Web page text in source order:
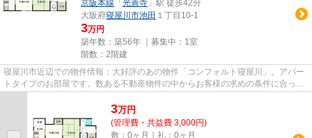
京阪本線 「 光善寺 」駅 徒歩42分
大阪府寝屋川市池田 １丁目10-1
3万円
築年数：築56年 ｜募集中： 1室
階数：2階建
寝屋川市近辺での物件情報：大好評のあの物件「コンフォルト寝屋川」。アパー
トタイプのお部屋です。数ある不動産物件の中からお客様の求めの条件に合った
3万円
(管理費・共益費 3,000円)
敷：0ヶ月｜礼：0ヶ月